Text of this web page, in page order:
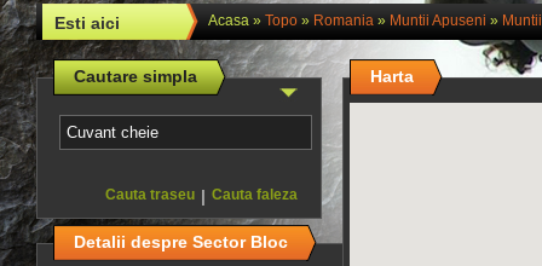
Esti aici Acasa» Topo» Romania» Muntii Apuseni »
Cautare simpla
Cauta faleza
|
Cauta traseu
Harta
Detalii despre Sector Bloc